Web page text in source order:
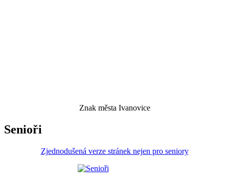
Znak města Ivanovice
Senioři
Zjednodušená verze stránek nejen pro seniory